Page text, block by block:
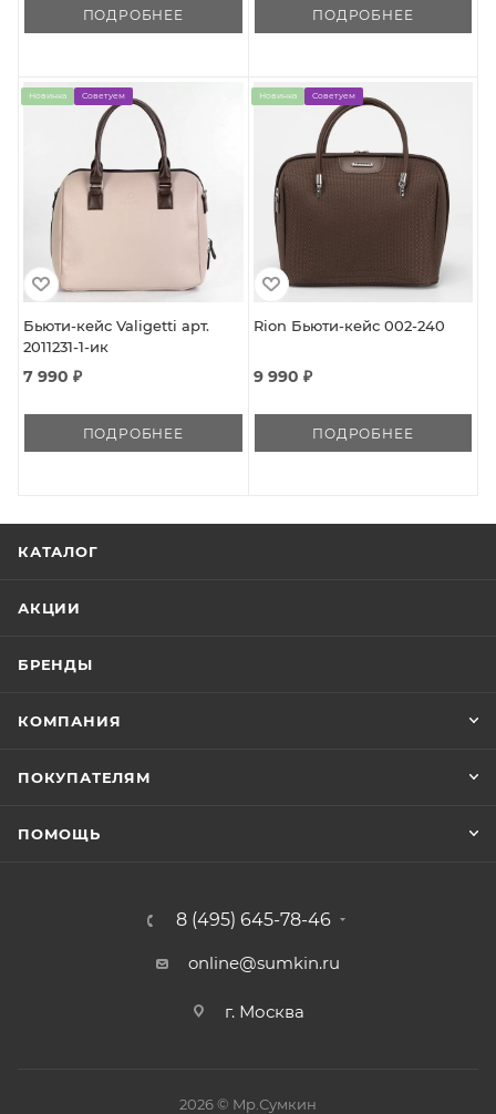
ПОДРОБНЕЕ ПОДРОБНЕЕ
Новинка Советуем
Бьюти-кейс Valigetti арт.
2011231-1-ик
7 990 ₽
ПОДРОБНЕЕ
Новинка Советуем
Rion Бьюти-кейс 002-240
9 990 ₽
ПОДРОБНЕЕ
КАТАЛОГ
АКЦИИ
БРЕНДЫ
КОМПАНИЯ
ПОКУПАТЕЛЯМ
ПОМОЩЬ
8 (495) 645-78-46
online@sumkin.ru
г. Москва
2026 © Mр.Сумкин